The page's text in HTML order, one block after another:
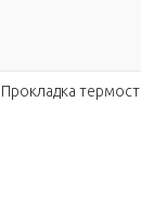
Прокладка